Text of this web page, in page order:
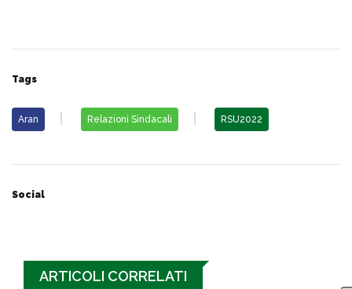
Tags
Aran Relazioni Sindacali RSU2022
Social
ARTICOLI CORRELATI